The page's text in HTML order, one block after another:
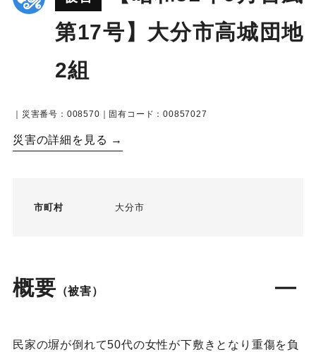
第17号】大分市高城団地
2組
｜災害番号：008570｜固有コード：00857027
災害の詳細を見る →
市町村 大分市
概要 （被害）
民家の塀が倒れて50代の女性が下敷きとなり重傷を負